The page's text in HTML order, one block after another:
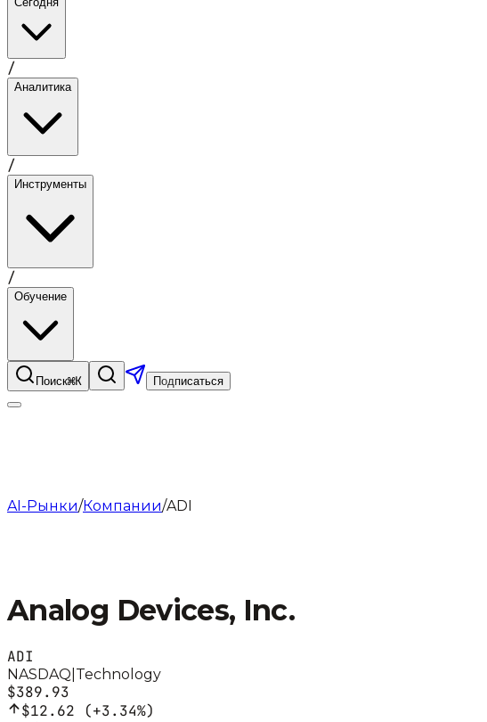
/
Аналитика
/
Инструменты
/
Обучение
Поиск⌘K Подписаться
AI-Рынки/Компании/ADI
Analog Devices, Inc.
ADI
NASDAQ Technology
$389.93
$12.62 (+3.34%)